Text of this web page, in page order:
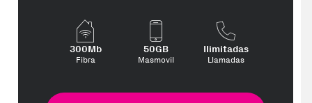
300Mb
Fibra
50GB
Masmovil
Ilimitadas
Llamadas